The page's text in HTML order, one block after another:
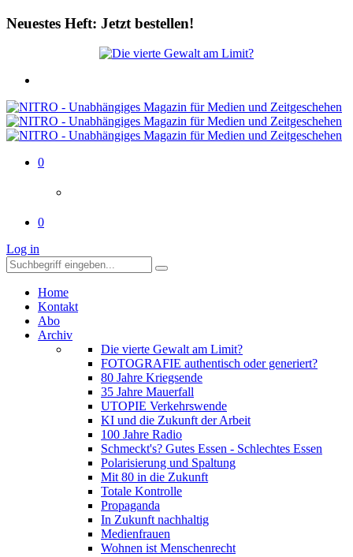
Neuestes Heft: Jetzt bestellen!
0
0
Log in
Home
Kontakt
Abo
Archiv
Die vierte Gewalt am Limit?
FOTOGRAFIE authentisch oder generiert?
80 Jahre Kriegsende
35 Jahre Mauerfall
UTOPIE Verkehrswende
KI und die Zukunft der Arbeit
100 Jahre Radio
Schmeckt's? Gutes Essen - Schlechtes Essen
Polarisierung und Spaltung
Mit 80 in die Zukunft
Totale Kontrolle
Propaganda
In Zukunft nachhaltig
Medienfrauen
Wohnen ist Menschenrecht